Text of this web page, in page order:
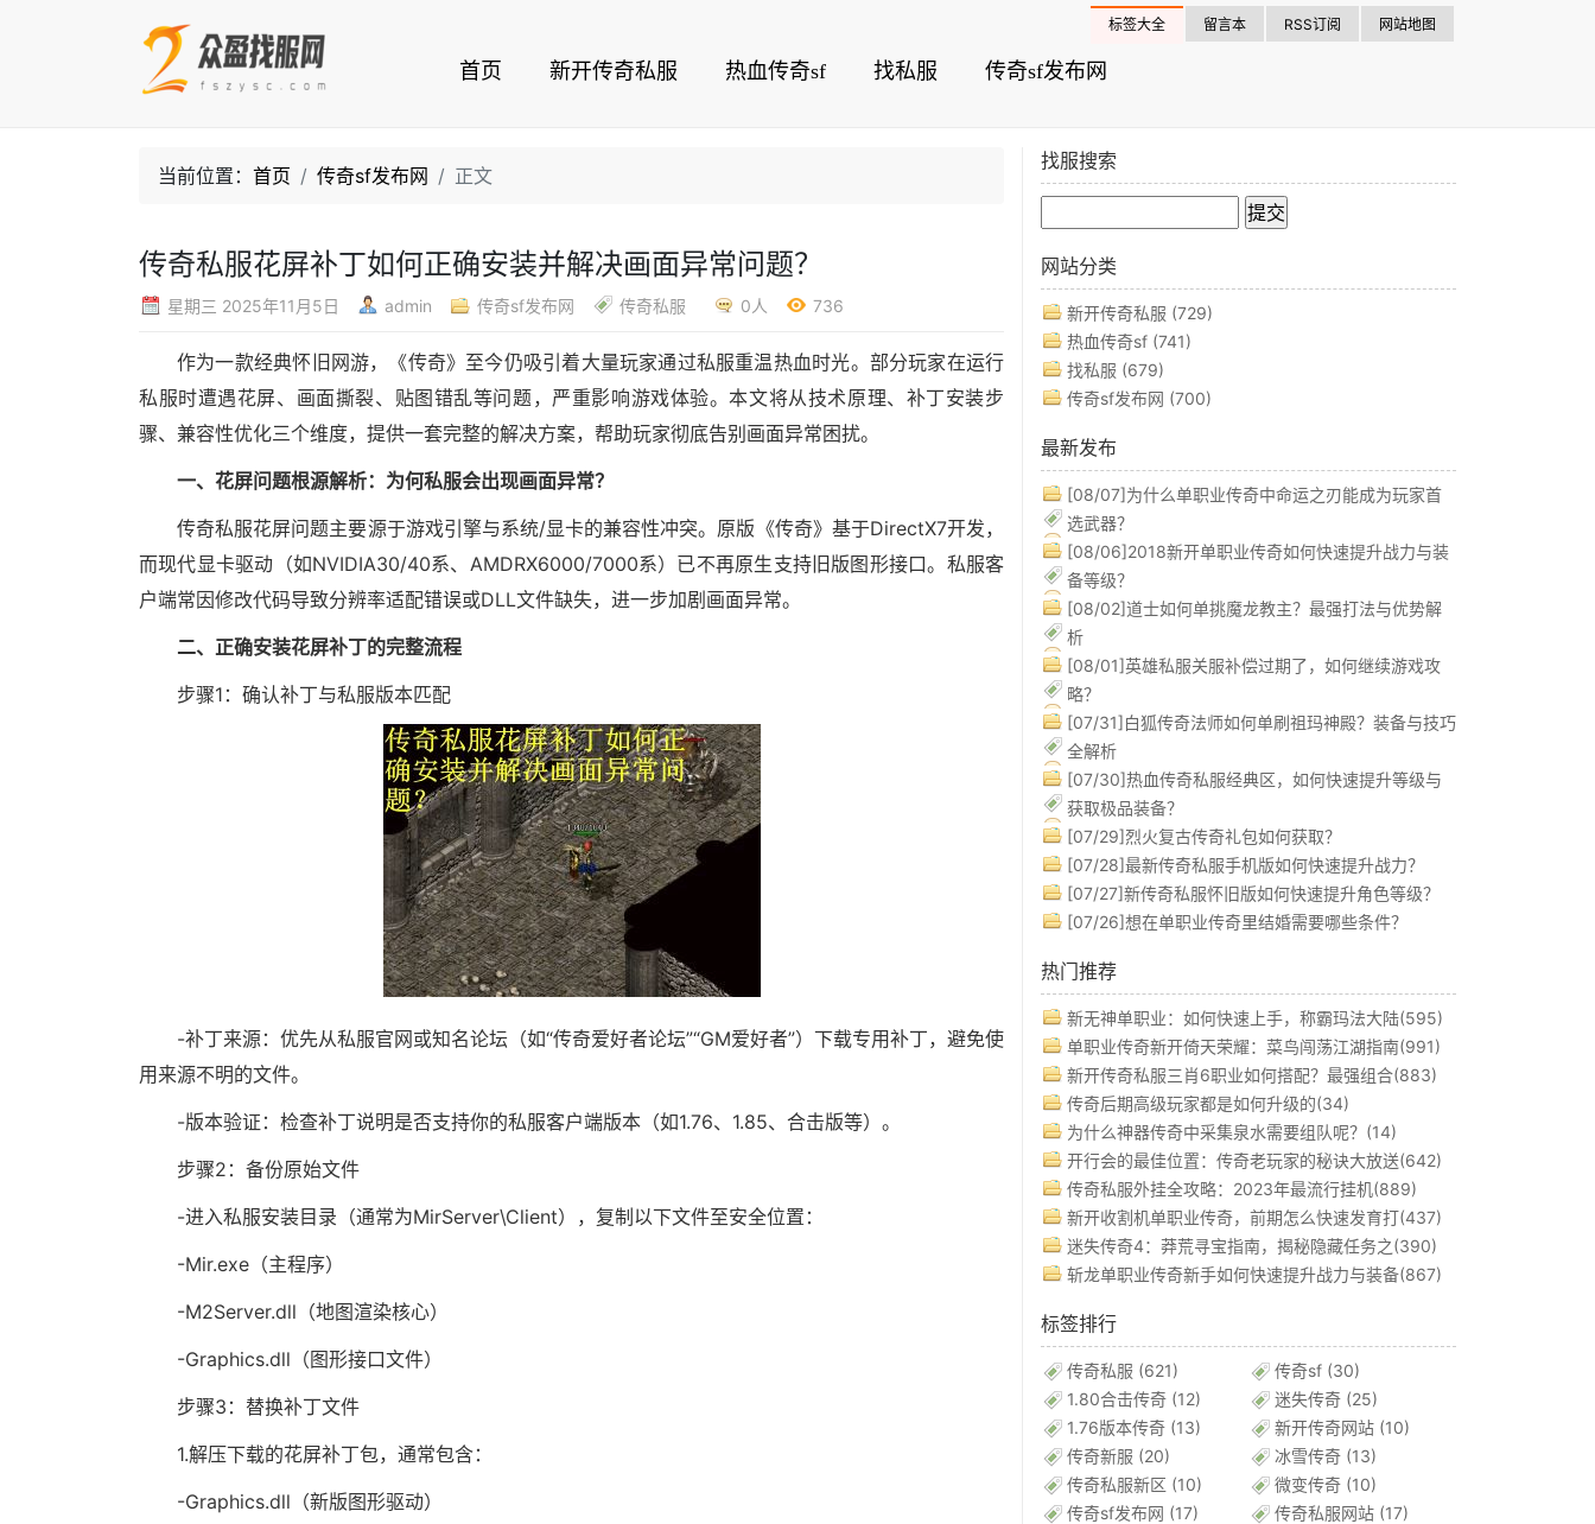
首页 新开传奇私服 热血传奇sf 找私服 传奇sf发布网
标签大全 留言本 RSS订阅 网站地图
当前位置： 首页 传奇sf发布网 正文
传奇私服花屏补丁如何正确安装并解决画面异常问题？
星期三 2025年11月5日 admin 传奇sf发布网 传奇私服 0人 736
作为一款经典怀旧网游，《传奇》至今仍吸引着大量玩家通过私服重温热血时光。部分玩家在运行
私服时遭遇花屏、画面撕裂、贴图错乱等问题，严重影响游戏体验。本文将从技术原理、补丁安装步
骤、兼容性优化三个维度，提供一套完整的解决方案，帮助玩家彻底告别画面异常困扰。
一、花屏问题根源解析：为何私服会出现画面异常？
传奇私服花屏问题主要源于游戏引擎与系统/显卡的兼容性冲突。原版《传奇》基于DirectX7开发，
而现代显卡驱动（如NVIDIA30/40系、AMDRX6000/7000系）已不再原生支持旧版图形接口。私服客
户端常因修改代码导致分辨率适配错误或DLL文件缺失，进一步加剧画面异常。
二、正确安装花屏补丁的完整流程
步骤1：确认补丁与私服版本匹配
-补丁来源：优先从私服官网或知名论坛（如“传奇爱好者论坛”“GM爱好者”）下载专用补丁，避免使
用来源不明的文件。
-版本验证：检查补丁说明是否支持你的私服客户端版本（如1.76、1.85、合击版等）。
步骤2：备份原始文件
-进入私服安装目录（通常为MirServer\Client），复制以下文件至安全位置：
-Mir.exe（主程序）
-M2Server.dll（地图渲染核心）
-Graphics.dll（图形接口文件）
步骤3：替换补丁文件
1.解压下载的花屏补丁包，通常包含：
-Graphics.dll（新版图形驱动）
找服搜索
网站分类
新开传奇私服 (729)
热血传奇sf (741)
找私服 (679)
传奇sf发布网 (700)
最新发布
[08/07]为什么单职业传奇中命运之刃能成为玩家首
选武器？
[08/06]2018新开单职业传奇如何快速提升战力与装
备等级？
[08/02]道士如何单挑魔龙教主？最强打法与优势解
析
[08/01]英雄私服关服补偿过期了，如何继续游戏攻
略？
[07/31]白狐传奇法师如何单刷祖玛神殿？装备与技巧
全解析
[07/30]热血传奇私服经典区，如何快速提升等级与
获取极品装备？
[07/29]烈火复古传奇礼包如何获取？
[07/28]最新传奇私服手机版如何快速提升战力？
[07/27]新传奇私服怀旧版如何快速提升角色等级？
[07/26]想在单职业传奇里结婚需要哪些条件？
热门推荐
新无神单职业：如何快速上手，称霸玛法大陆(595)
单职业传奇新开倚天荣耀：菜鸟闯荡江湖指南(991)
新开传奇私服三肖6职业如何搭配？最强组合(883)
传奇后期高级玩家都是如何升级的(34)
为什么神器传奇中采集泉水需要组队呢？(14)
开行会的最佳位置：传奇老玩家的秘诀大放送(642)
传奇私服外挂全攻略：2023年最流行挂机(889)
新开收割机单职业传奇，前期怎么快速发育打(437)
迷失传奇4：莽荒寻宝指南，揭秘隐藏任务之(390)
斩龙单职业传奇新手如何快速提升战力与装备(867)
标签排行
传奇私服 (621) 传奇sf (30)
1.80合击传奇 (12) 迷失传奇 (25)
1.76版本传奇 (13) 新开传奇网站 (10)
传奇新服 (20) 冰雪传奇 (13)
传奇私服新区 (10) 微变传奇 (10)
传奇sf发布网 (17) 传奇私服网站 (17)